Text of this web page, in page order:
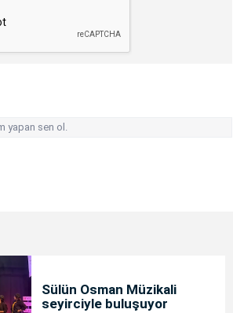
yapan sen ol.
Sülün Osman Müzikali
seyirciyle buluşuyor